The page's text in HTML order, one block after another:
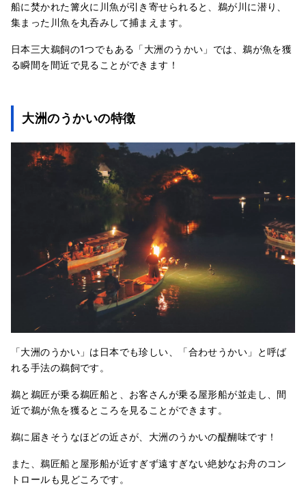
船に焚かれた篝火に川魚が引き寄せられると、鵜が川に潜り、
集まった川魚を丸呑みして捕まえます。
日本三大鵜飼の1つでもある「大洲のうかい」では、鵜が魚を獲
る瞬間を間近で見ることができます！
大洲のうかいの特徴
「大洲のうかい」は日本でも珍しい、「合わせうかい」と呼ば
れる手法の鵜飼です。
鵜と鵜匠が乗る鵜匠船と、お客さんが乗る屋形船が並走し、間
近で鵜が魚を獲るところを見ることができます。
鵜に届きそうなほどの近さが、大洲のうかいの醍醐味です！
また、鵜匠船と屋形船が近すぎず遠すぎない絶妙なお舟のコン
トロールも見どころです。